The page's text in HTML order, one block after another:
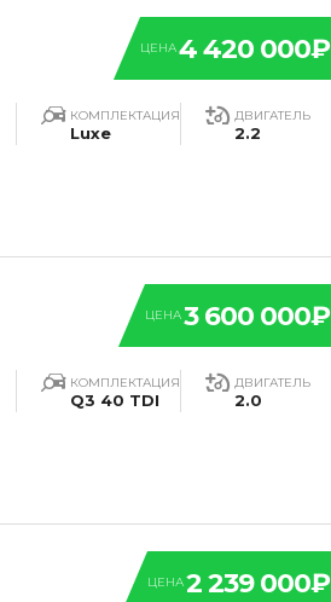
ЦЕНА4 420 000₽
КОМПЛЕКТАЦИЯ
Luxe
ДВИГАТЕЛЬ
2.2
ЦЕНА3 600 000₽
КОМПЛЕКТАЦИЯ
Q3 40 TDI
ДВИГАТЕЛЬ
2.0
ЦЕНА2 239 000₽